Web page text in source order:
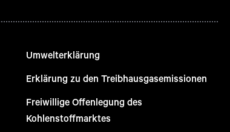
Umwelterklärung
Erklärung zu den Treibhausgasemissionen
Freiwillige Offenlegung des
Kohlenstoffmarktes